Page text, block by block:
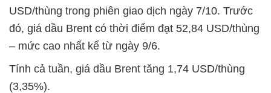
USD/thùng trong phiên giao dịch ngày 7/10. Trước
đó, giá dầu Brent có thời điểm đạt 52,84 USD/thùng
– mức cao nhất kể từ ngày 9/6.
Tính cả tuần, giá dầu Brent tăng 1,74 USD/thùng
(3,35%).